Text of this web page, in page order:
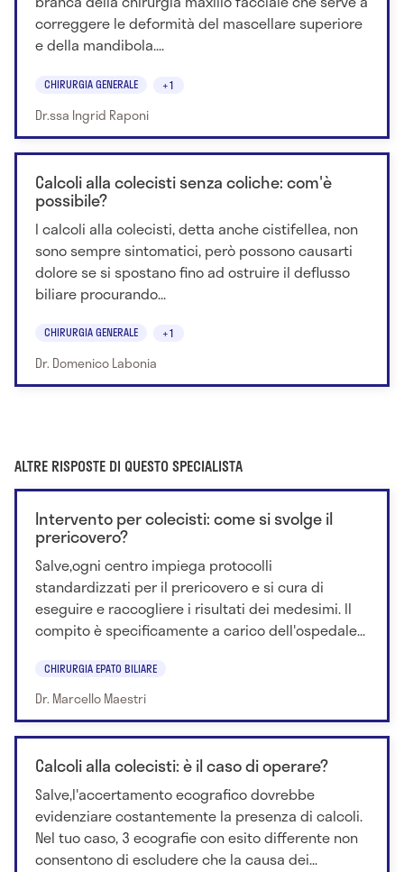
correggere le deformità del mascellare superiore
e della mandibola....
CHIRURGIA GENERALE +1
Dr.ssa Ingrid Raponi
Calcoli alla colecisti senza coliche: com'è
possibile?
I calcoli alla colecisti, detta anche cistifellea, non
sono sempre sintomatici, però possono causarti
dolore se si spostano fino ad ostruire il deflusso
biliare procurando...
CHIRURGIA GENERALE +1
Dr. Domenico Labonia
ALTRE RISPOSTE DI QUESTO SPECIALISTA
Intervento per colecisti: come si svolge il
prericovero?
Salve,ogni centro impiega protocolli
standardizzati per il prericovero e si cura di
eseguire e raccogliere i risultati dei medesimi. Il
compito è specificamente a carico dell'ospedale...
CHIRURGIA EPATO BILIARE
Dr. Marcello Maestri
Calcoli alla colecisti: è il caso di operare?
Salve,l'accertamento ecografico dovrebbe
evidenziare costantemente la presenza di calcoli.
Nel tuo caso, 3 ecografie con esito differente non
consentono di escludere che la causa dei...